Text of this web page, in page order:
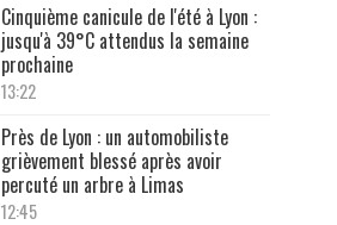
Cinquième canicule de l'été à Lyon :
jusqu'à 39°C attendus la semaine
prochaine
13:22
Près de Lyon : un automobiliste
grièvement blessé après avoir
percuté un arbre à Limas
12:45